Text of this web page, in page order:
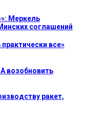
Меркель
соглашений
все»
возобновить
ракет,